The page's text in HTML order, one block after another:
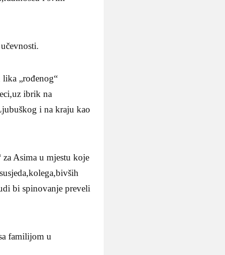
„rođenog“
ibrik na
i na kraju kao
Asima u mjestu koje
bi spinovanje preveli
familijom u